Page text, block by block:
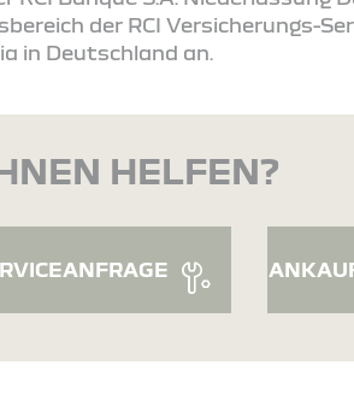
der RCI Versicherungs-
in Deutschland an.
HELFEN?